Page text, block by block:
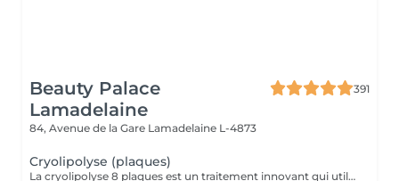
Beauty Palace
Lamadelaine
391
84, Avenue de la Gare Lamadelaine L-4873
Cryolipolyse (plaques)
La cryolipolyse 8 plaques est un traitement innovant qui utilise des plaques en silicone refroidissantes pour cibler et éliminer définitivement jusqu'à 40 % des cellules graisseuses dans les zones traitées. Grâce à un processus de refroidissement contrôlé, les cellules graisseuses sont cristallisées, puis éliminées naturellement par l'organisme au fil des semaines, offrant des résultats visibles sans chirurgie ni temps de récupération.